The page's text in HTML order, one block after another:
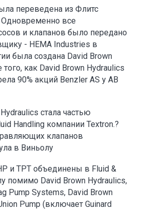
переведена из Флитс
Одновременно все
и клапанов было передано
- HEMA Industries в
была создана David Brown
как David Brown Hydraulics
90% акций Benzler AS у AB
стала частью
Handling компании Textron.?
клапанов
в Виньолу
и TPT объединены в Fluid &
помимо David Brown Hydraulics,
Pump Systems, David Brown
Pump (включает Guinard